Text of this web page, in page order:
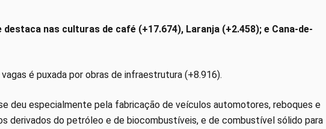
nas culturas de café (+17.674), Laranja (+2.458); e Cana-de-
é puxada por obras de infraestrutura (+8.916).
deu especialmente pela fabricação de veículos automotores, reboques e
derivados do petróleo e de biocombustíveis, e de combustível sólido para